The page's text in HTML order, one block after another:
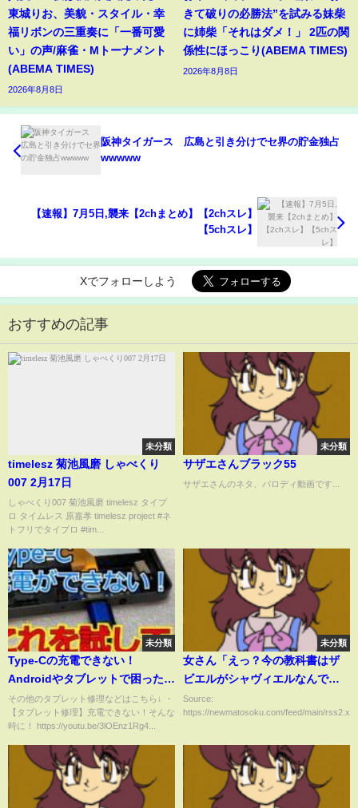
東城りお、美貌・スタイル・幸
福リボンの三重奏に「一番可愛
い」の声/麻雀・Mトーナメント
(ABEMA TIMES)
2026年8月8日
きて破りの必勝法”を試みる妹柴
に姉柴「それはダメ！」 2匹の関
係性にほっこり(ABEMA TIMES)
2026年8月8日
阪神タイガース 広島と引き分けでセ界の貯金独占
wwwww
【速報】7月5日,襲来【2chまとめ】【2chスレ】
【5chスレ】
Xでフォローしよう
おすすめの記事
未分類
timelesz 菊池風磨 しゃべくり
007 2月17日
しゃべくり007 菊池風磨 timelesz タイプ
ロ タイムレス 原嘉孝 timelesz project #ネ
トフリでタイプロ #tim...
未分類
サザエさんブラック55
サザエさんのネタ、パロディ動画です...
未分類
Type-Cの充電できない！
Androidやタブレットで困ったと
きはこれ！
その他のタブレット修理などはこちら↓ ・
【タブレット修理】充電できない！そんな
時に！ https://youtu.be/3lOEnz1Rg4...
未分類
女さん「えっ？今の教科書はザ
ビエルがシャヴィエルなんです
か！？」
Source:
https://newmatosoku.com/feed/main/